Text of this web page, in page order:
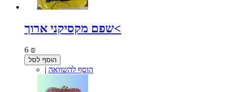
שפם מקסיקני ארוך<
6 ₪
הוסף לסל
| הוסף להשוואה